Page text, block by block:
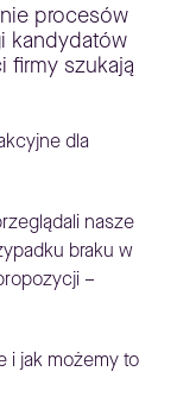
procesów
kandydatów
firmy szukają
dla
nasze
braku w
–
i jak możemy to